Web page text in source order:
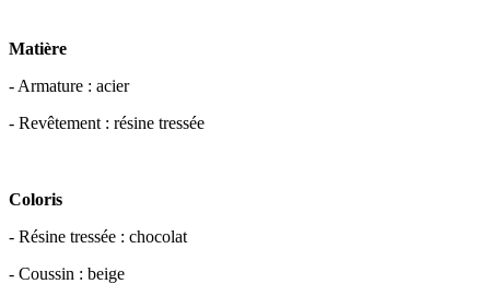
Matière
- Armature : acier
- Revêtement : résine tressée
Coloris
- Résine tressée : chocolat
- Coussin : beige